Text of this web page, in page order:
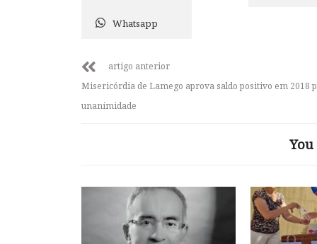
Whatsapp
artigo anterior
Misericórdia de Lamego aprova saldo positivo em 2018
unanimidade